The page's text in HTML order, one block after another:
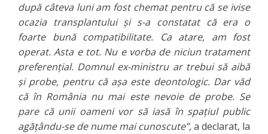
după câteva luni am fost chemat pentru că se ivise
ocazia transplantului şi s-a constatat că era o
foarte bună compatibilitate. Ca atare, am fost
operat. Asta e tot. Nu e vorba de niciun tratament
preferenţial. Domnul ex-ministru ar trebui să aibă
şi probe, pentru că aşa este deontologic. Dar văd
că în România nu mai este nevoie de probe. Se
pare că unii oameni vor să iasă în spaţiul public
agăţându-se de nume mai cunoscute”,a declarat, la